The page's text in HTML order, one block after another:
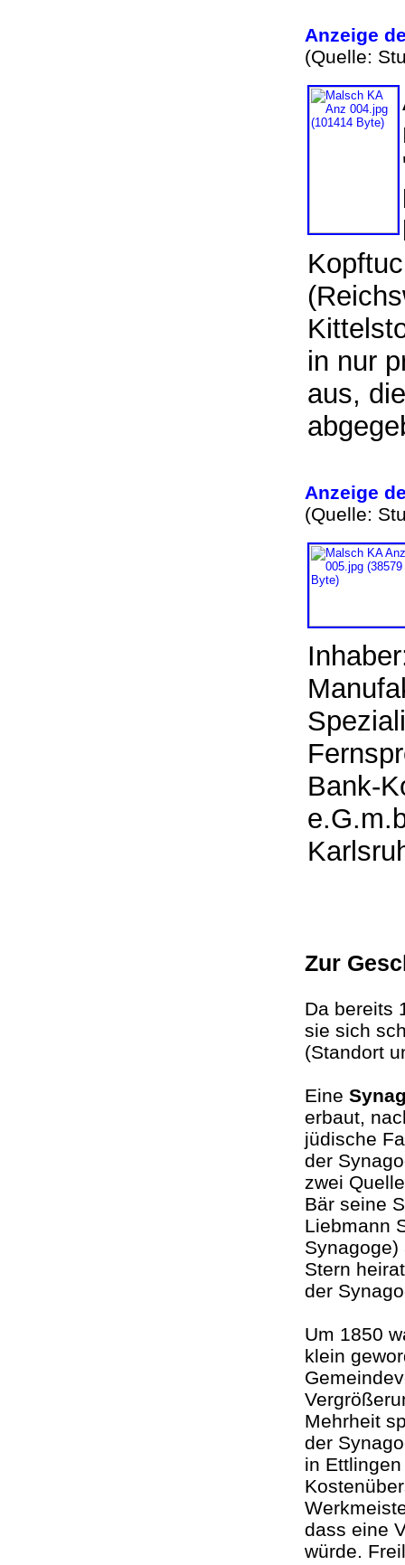
Anzeige
(Quelle:
in nur
aus,
Anzeige
(Quelle:
Bank-
Zur
Da bereits
sie sich
(Standort
Eine
erbaut,
jüdische
der
zwei
Bär seine
Liebmann
Stern
der
Um 1850
klein
Mehrheit
der
in
dass eine
würde.